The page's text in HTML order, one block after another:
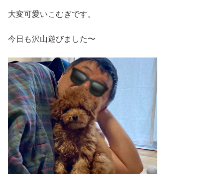
大変可愛いこむぎです。
今日も沢山遊びました〜